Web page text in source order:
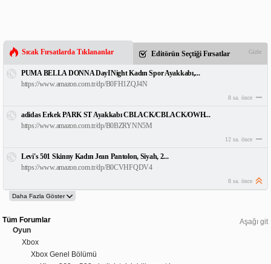
Sıcak Fırsatlarda Tıklananlar Editörün Seçtiği Fırsatlar Gizle
PUMA BELLA DONNA DayINight Kadın Spor Ayakkabı,...
https://www.amazon.com.tr/dp/B0FH1ZQJ4N
8 sa. önce
adidas Erkek PARK ST Ayakkabı CBLACK/CBLACK/OWH...
https://www.amazon.com.tr/dp/B0BZRYNN5M
12 sa. önce
Levi's 501 Skinny Kadın Jean Pantolon, Siyah, 2...
https://www.amazon.com.tr/dp/B0CVHFQDV4
8 sa. önce
Aşağı git
Tüm Forumlar
Oyun
Xbox
Xbox Genel Bölümü